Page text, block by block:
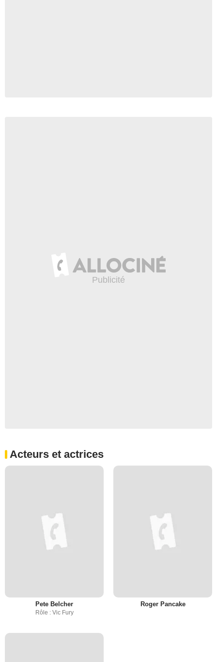
Acteurs et actrices
Pete Belcher
Rôle : Vic Fury
Roger Pancake